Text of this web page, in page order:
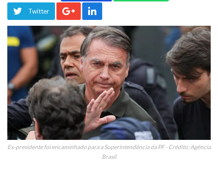
Twitter
Ex-presidente foi encaminhado para a Superintendência da PF - Crédito: Agência
Brasil